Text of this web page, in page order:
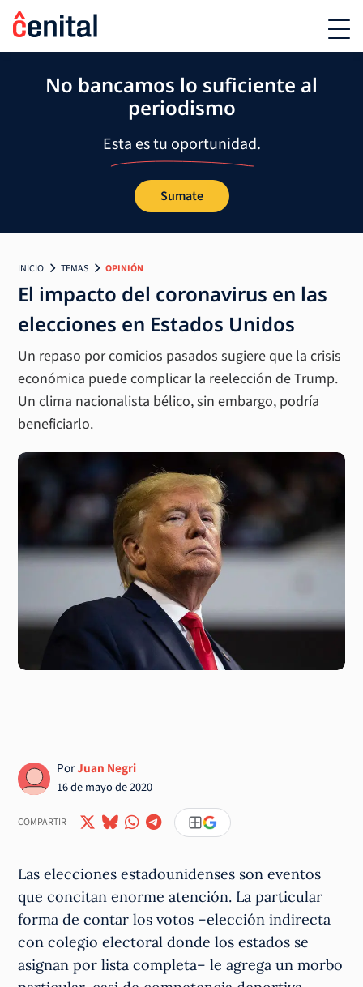
No bancamos lo suficiente al
periodismo
Esta es tu oportunidad.
Sumate
INICIO TEMAS OPINIÓN
El impacto del coronavirus en las
elecciones en Estados Unidos
Un repaso por comicios pasados sugiere que la crisis
económica puede complicar la reelección de Trump.
Un clima nacionalista bélico, sin embargo, podría
beneficiarlo.
PorJuan Negri
16 de mayo de 2020
COMPARTIR
Las elecciones estadounidenses son eventos
que concitan enorme atención. La particular
forma de contar los votos –elección indirecta
con colegio electoral donde los estados se
asignan por lista completa– le agrega un morbo